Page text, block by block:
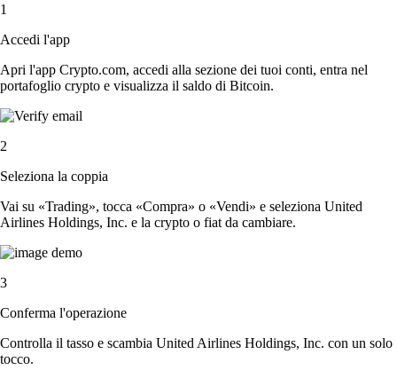
1
Accedi l'app
Apri l'app Crypto.com, accedi alla sezione dei tuoi conti, entra nel
portafoglio crypto e visualizza il saldo di Bitcoin.
2
Seleziona la coppia
Vai su «Trading», tocca «Compra» o «Vendi» e seleziona United
Airlines Holdings, Inc. e la crypto o fiat da cambiare.
3
Conferma l'operazione
Controlla il tasso e scambia United Airlines Holdings, Inc. con un solo
tocco.